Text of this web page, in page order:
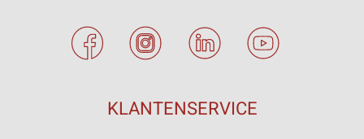
KLANTENSERVICE